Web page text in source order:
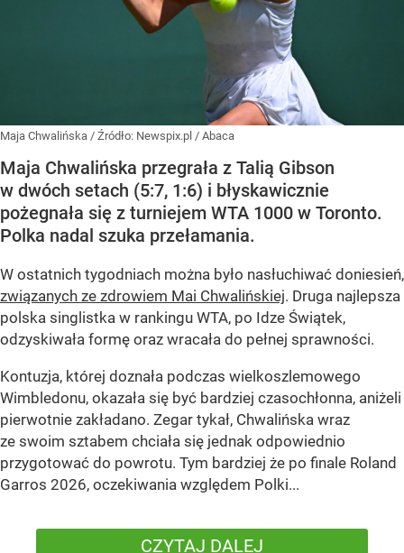
Maja Chwalińska / Źródło: Newspix.pl / Abaca
Maja Chwalińska przegrała z Talią Gibson
w dwóch setach (5:7, 1:6) i błyskawicznie
pożegnała się z turniejem WTA 1000 w Toronto.
Polka nadal szuka przełamania.
W ostatnich tygodniach można było nasłuchiwać doniesień,
związanych ze zdrowiem Mai Chwalińskiej. Druga najlepsza
polska singlistka w rankingu WTA, po Idze Świątek,
odzyskiwała formę oraz wracała do pełnej sprawności.
Kontuzja, której doznała podczas wielkoszlemowego
Wimbledonu, okazała się być bardziej czasochłonna, aniżeli
pierwotnie zakładano. Zegar tykał, Chwalińska wraz
ze swoim sztabem chciała się jednak odpowiednio
przygotować do powrotu. Tym bardziej że po finale Roland
Garros 2026, oczekiwania względem Polki...
CZYTAJ DALEJ